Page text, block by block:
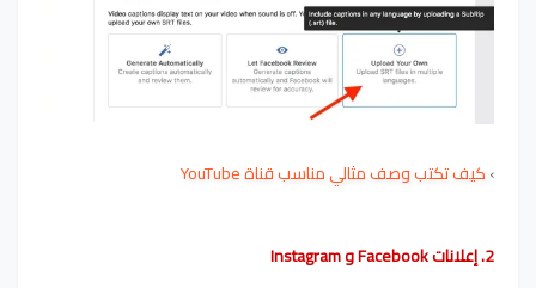
›كيف تكتب وصف مثالي مناسب قناة YouTube
2. إعلانات Facebook و Instagram